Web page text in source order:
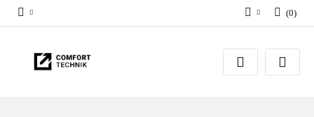
Zaloguj się
Zarejestruj się
(0)